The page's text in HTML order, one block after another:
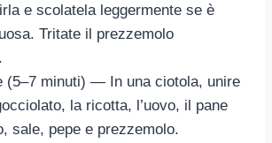
e scolatela leggermente se è
Tritate il prezzemolo
(5–7 minuti) — In una ciotola, unire
la ricotta, l’uovo, il pane
sale, pepe e prezzemolo.